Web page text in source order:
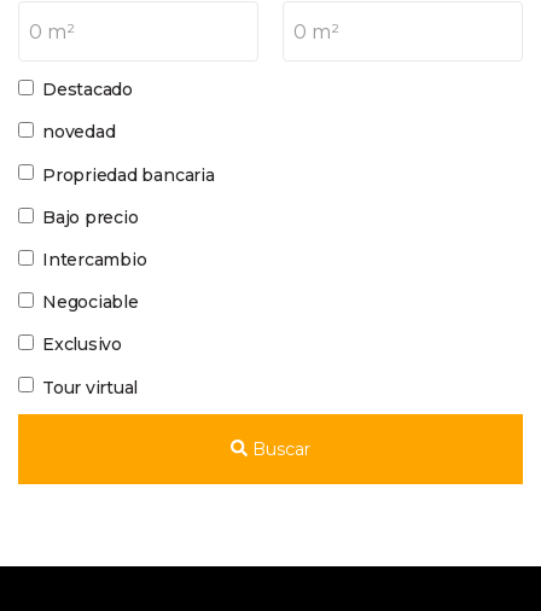
0 m² 0 m²
Destacado
novedad
Propriedad bancaria
Bajo precio
Intercambio
Negociable
Exclusivo
Tour virtual
Buscar